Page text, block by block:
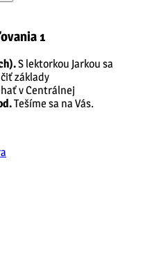
1
S lektorkou Jarkou sa
základy
v Centrálnej
Tešíme sa na Vás.